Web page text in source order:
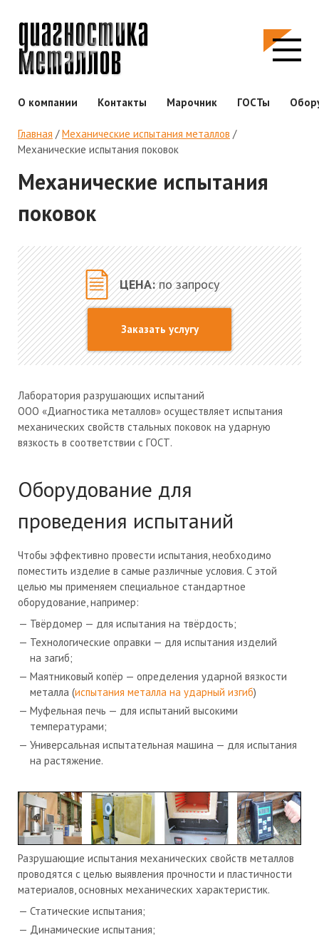
О компании Контакты Марочник ГОСТы
Главная / Механические испытания металлов /
Механические испытания поковок
Механические испытания
поковок
ЦЕНА:по запросу
Заказать услугу
Лаборатория разрушающих испытаний
ООО «Диагностика металлов» осуществляет испытания
механических свойств стальных поковок на ударную
вязкость в соответствии с ГОСТ.
Оборудование для
проведения испытаний
Чтобы эффективно провести испытания, необходимо
поместить изделие в самые различные условия. С этой
целью мы применяем специальное стандартное
оборудование, например:
Твёрдомер — для испытания на твёрдость;
Технологические оправки — для испытания изделий
на загиб;
Маятниковый копёр — определения ударной вязкости
металла (испытания металла на ударный изгиб)
Муфельная печь — для испытаний высокими
температурами;
Универсальная испытательная машина — для испытания
на растяжение.
Разрушающие испытания механических свойств металлов
проводятся с целью выявления прочности и пластичности
материалов, основных механических характеристик.
Статические испытания;
Динамические испытания;